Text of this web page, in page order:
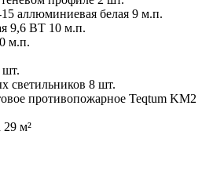
аллюминиевая белая 9 м.п.
9,6 ВТ 10 м.п.
м.п.
шт.
светильников 8 шт.
противопожарное Teqtum KM2
29 м²